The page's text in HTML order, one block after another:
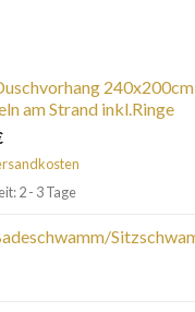
240x200cm
am Strand inkl.Ringe
2 - 3 Tage